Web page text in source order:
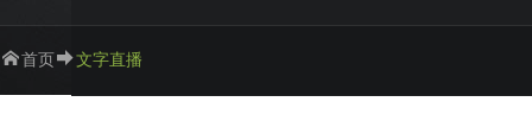
首页 文字直播